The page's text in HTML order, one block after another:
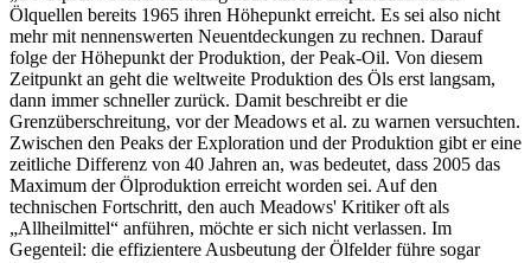
Ölquellen bereits 1965 ihren Höhepunkt erreicht. Es sei also nicht
mehr mit nennenswerten Neuentdeckungen zu rechnen. Darauf
folge der Höhepunkt der Produktion, der Peak-Oil. Von diesem
Zeitpunkt an geht die weltweite Produktion des Öls erst langsam,
dann immer schneller zurück. Damit beschreibt er die
Grenzüberschreitung, vor der Meadows et al. zu warnen versuchten.
Zwischen den Peaks der Exploration und der Produktion gibt er eine
zeitliche Differenz von 40 Jahren an, was bedeutet, dass 2005 das
Maximum der Ölproduktion erreicht worden sei. Auf den
technischen Fortschritt, den auch Meadows' Kritiker oft als
„Allheilmittel“ anführen, möchte er sich nicht verlassen. Im
Gegenteil: die effizientere Ausbeutung der Ölfelder führe sogar